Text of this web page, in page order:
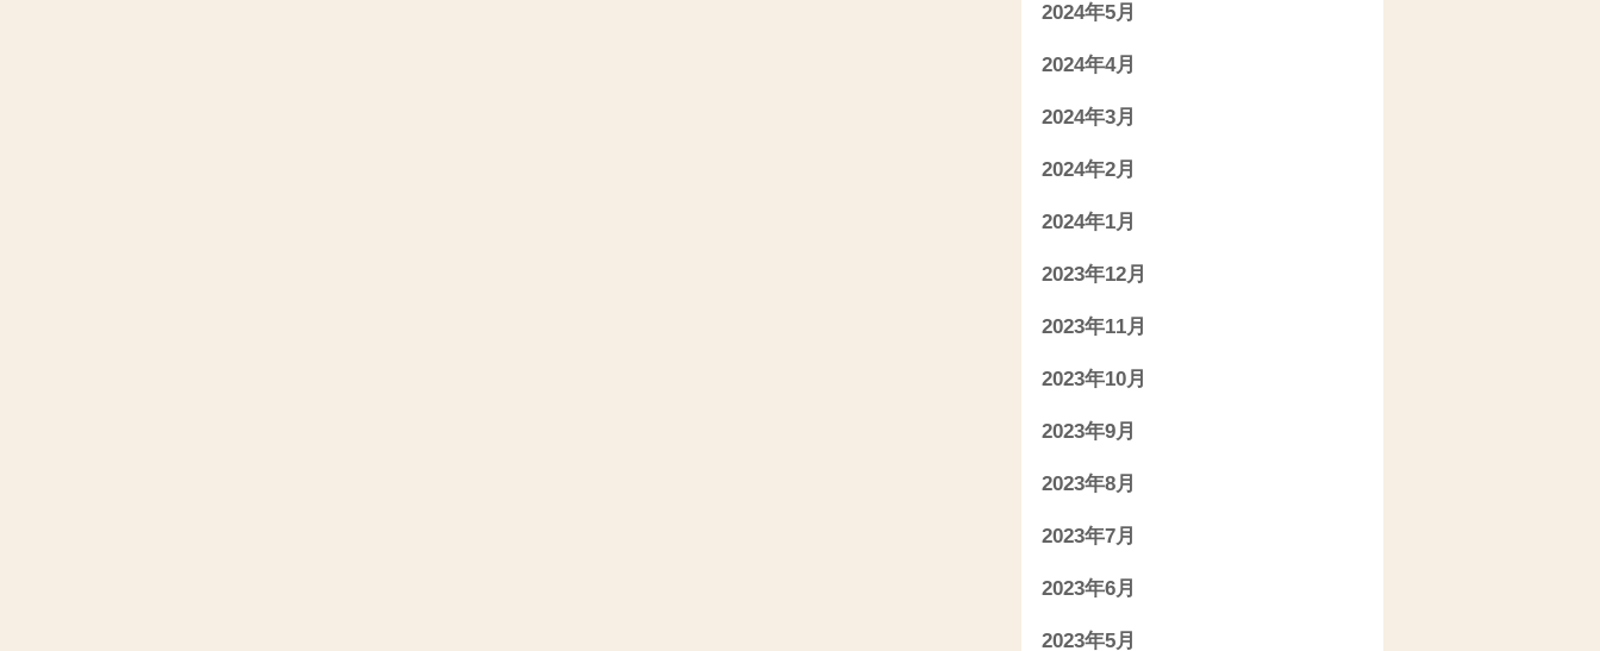
2024年5月
2024年4月
2024年3月
2024年2月
2024年1月
2023年12月
2023年11月
2023年10月
2023年9月
2023年8月
2023年7月
2023年6月
2023年5月